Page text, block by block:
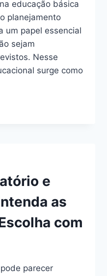
educação básica
planejamento
um papel essencial
sejam
Nesse
surge como
e
as
com
parecer